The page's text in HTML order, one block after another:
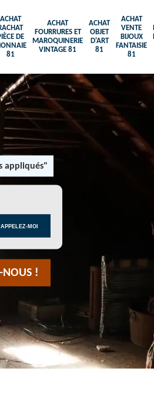
ACHAT
DE
81
ACHAT
FOURRURES ET
MAROQUINERIE
VINTAGE 81
ACHAT
OBJET
D'ART
81
ACHAT
VENTE
BIJOUX
FANTAISIE
81
appliqués"
NOUS !